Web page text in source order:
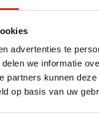
advertenties te
we informatie
partners kunnen
op basis van uw